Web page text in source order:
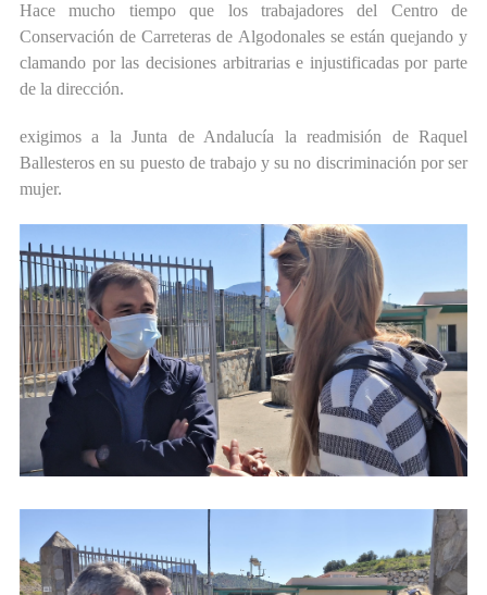
Hace mucho tiempo que los trabajadores del Centro de
Conservación de Carreteras de Algodonales se están quejando y
clamando por las decisiones arbitrarias e injustificadas por parte
de la dirección.
exigimos a la Junta de Andalucía la readmisión de Raquel
Ballesteros en su puesto de trabajo y su no discriminación por ser
mujer.